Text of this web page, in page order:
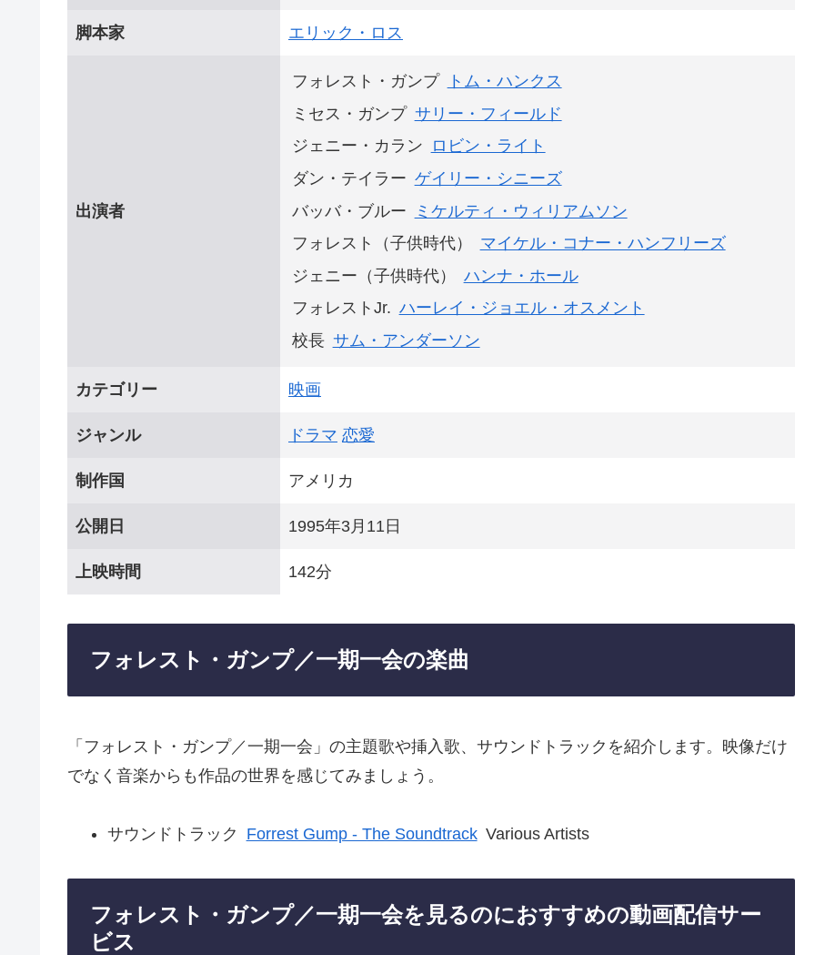
脚本家 エリック・ロス
出演者
フォレスト・ガンプ
トム・ハンクス
ミセス・ガンプ サリー・フィールド
ジェニー・カラン
ロビン・ライト
ダン・テイラー ゲイリー・シニーズ
バッバ・ブルー
ミケルティ・ウィリアムソン
フォレスト（子供時代）
マイケル・コナー・ハンフリーズ
ジェニー（子供時代）
ハンナ・ホール
フォレストJr. ハーレイ・ジョエル・オスメント
校長 サム・アンダーソン
カテゴリー 映画
ジャンル ドラマ 恋愛
制作国 アメリカ
公開日 1995年3月11日
上映時間 142分
フォレスト・ガンプ／一期一会の楽曲
「フォレスト・ガンプ／一期一会」の主題歌や挿入歌、サウンドトラックを紹介します。映像だけ
でなく音楽からも作品の世界を感じてみましょう。
サウンドトラック Forrest Gump - The Soundtrack Various Artists
フォレスト・ガンプ／一期一会を見るのにおすすめの動画配信サー
ビス